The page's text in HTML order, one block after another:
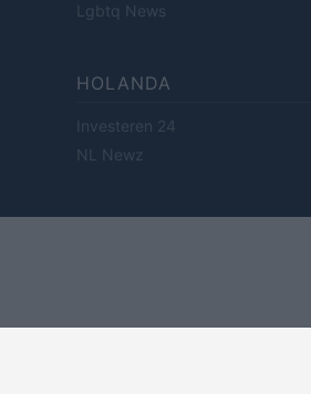
Lgbtq News
HOLANDA
Investeren 24
NL Newz